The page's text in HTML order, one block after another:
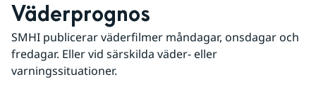
Väderprognos
SMHI publicerar väderfilmer måndagar, onsdagar och
fredagar. Eller vid särskilda väder- eller
varningssituationer.